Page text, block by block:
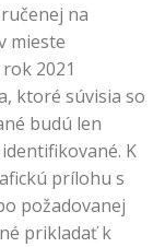
na
mieste
2021
ktoré súvisia so
budú len
K
prílohu s
požadovanej
prikladať k